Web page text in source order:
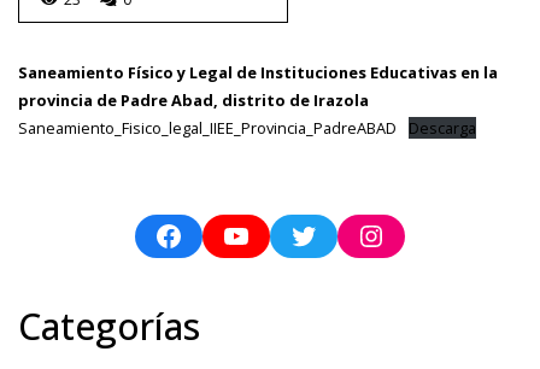
Saneamiento Físico y Legal de Instituciones Educativas en la
provincia de Padre Abad, distrito de Irazola
Saneamiento_Fisico_legal_IIEE_Provincia_PadreABAD
Descarga
Categorías